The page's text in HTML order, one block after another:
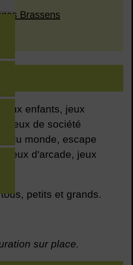
Brassens
jeux enfants, jeux
jeux de société
du monde, escape
jeux d'arcade, jeux
petits et grands.
sur place.